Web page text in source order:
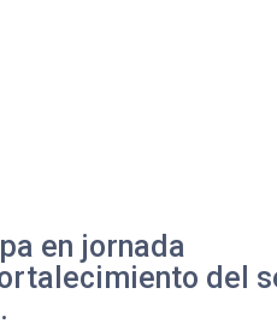
en jornada
del